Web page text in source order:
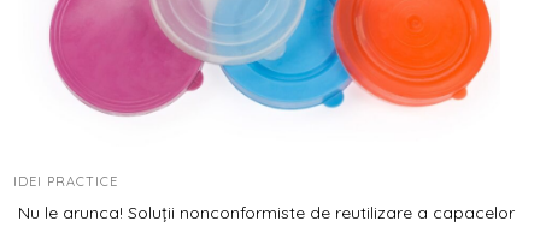
IDEI PRACTICE
Nu le arunca! Soluții nonconformiste de reutilizare a capacelor